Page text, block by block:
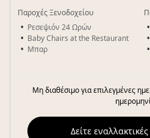
Παροχές Ξενοδοχείου
Ρεσεψιόν 24 Ωρών
Baby Chairs at the Restaurant
Μπαρ
Μη διαθέσιμο για επιλεγμένες
Δείτε